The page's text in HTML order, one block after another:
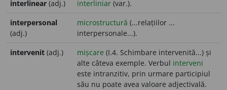
interlinear (adj.) interliniar (var.).
interpersonal
(adj.)
microstructură (...relațiilor ...
interpersonale...).
intervenit (adj.) mișcare (I.4. Schimbare intervenită...) și
alte câteva exemple. Verbul interveni
este intranzitiv, prin urmare participiul
său nu poate avea valoare adjectivală.